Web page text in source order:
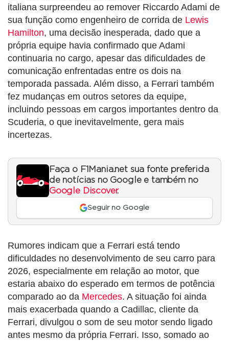
italiana surpreendeu ao remover Riccardo Adami de
sua função como engenheiro de corrida de Lewis
Hamilton, uma decisão inesperada, dado que a
própria equipe havia confirmado que Adami
continuaria no cargo, apesar das dificuldades de
comunicação enfrentadas entre os dois na
temporada passada. Além disso, a Ferrari também
fez mudanças em outros setores da equipe,
incluindo pessoas em cargos importantes dentro da
Scuderia, o que inevitavelmente, gera mais
incertezas.
Faça o F1Mania.net sua fonte preferida
de notícias no Google e também no
Google Discover.
Seguir no Google
Rumores indicam que a Ferrari está tendo
dificuldades no desenvolvimento de seu carro para
2026, especialmente em relação ao motor, que
estaria abaixo do esperado em termos de potência
comparado ao da Mercedes. A situação foi ainda
mais exacerbada quando a Cadillac, cliente da
Ferrari, divulgou o som de seu motor sendo ligado
antes mesmo da própria Ferrari. Isso, somado ao